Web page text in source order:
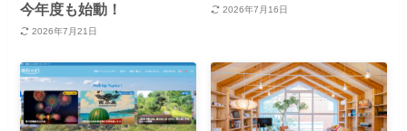
今年度も始動！
2026年7月21日
2026年7月16日